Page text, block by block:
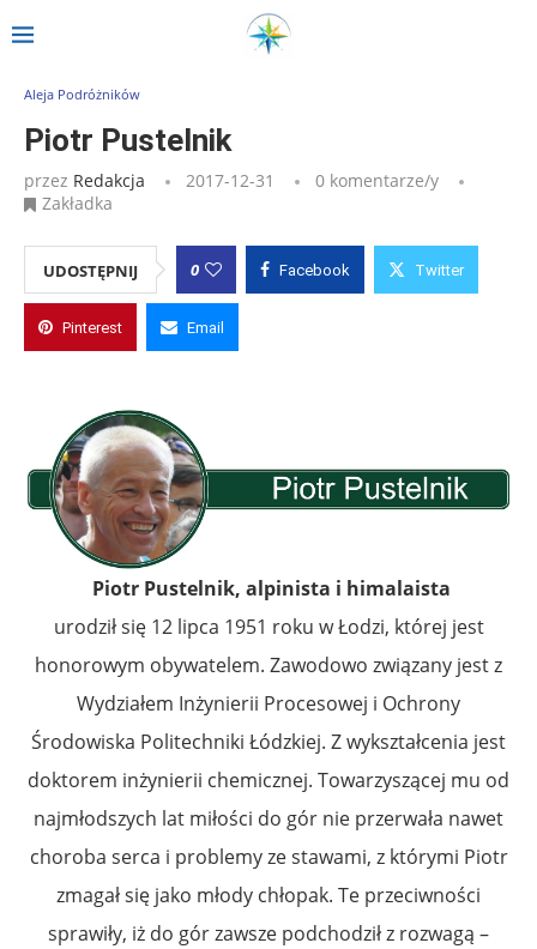
Strona główna Piotr Pustelnik
Aleja Podróżników
Piotr Pustelnik
przez Redakcja 2017-12-31
0 komentarze/y
Zakładka
UDOSTĘPNIJ 0 Facebook Twitter
Pinterest Email
Piotr Pustelnik, alpinista i himalaista
urodził się 12 lipca 1951 roku w Łodzi, której jest
honorowym obywatelem. Zawodowo związany jest z
Wydziałem Inżynierii Procesowej i Ochrony
Środowiska Politechniki Łódzkiej. Z wykształcenia jest
doktorem inżynierii chemicznej. Towarzyszącej mu od
najmłodszych lat miłości do gór nie przerwała nawet
choroba serca i problemy ze stawami, z którymi Piotr
zmagał się jako młody chłopak. Te przeciwności
sprawiły, iż do gór zawsze podchodził z rozwagą –